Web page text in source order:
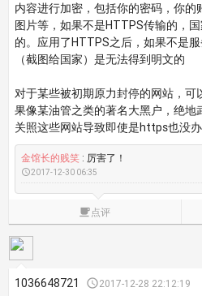
内容进行加密，包括你的密码，你
图片等，如果不是HTTPS传输的，
的。应用了HTTPS之后，如果不是
（截图给国家）是无法得到明文的
对于某些被初期原力封停的网站，
果像某油管之类的著名大黑户，绝地
关照这些网站导致即使是https也没
金馆长的贱笑: 厉害了！
2017-12-30 06:35
点评
1036648721 2017-12-28 22:12:19